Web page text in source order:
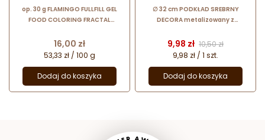
op. 30 g FLAMINGO FULLFILL GEL
FOOD COLORING FRACTAL
żelu - różowy
Cena
16,00 zł
53,33 zł / 100 g
Dodaj do koszyka
∅ 32 cm PODKŁAD SREBRNY
DECORA metalizowany z
mm
Cena
9,98 zł Cena
10,50 zł
9,98 zł / 1 szt.
Dodaj do koszyka